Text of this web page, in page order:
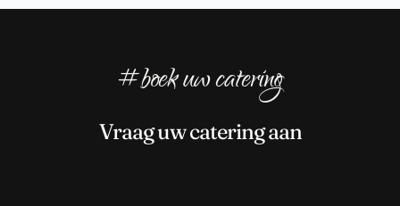
#boek uw catering
Vraag uw catering aan